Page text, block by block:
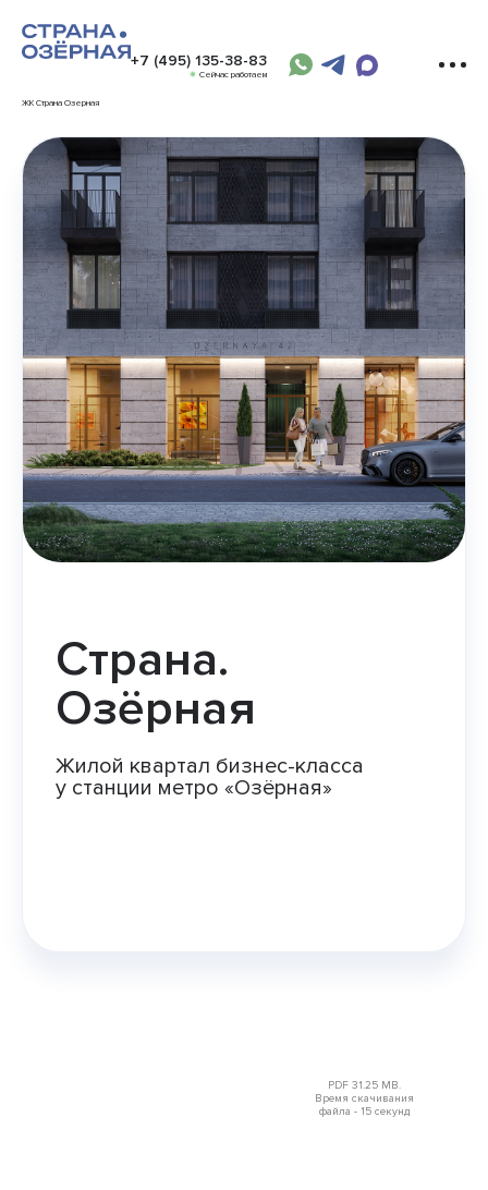
ЖК Страна Озерная
+7 (495) 135-38-83
Сейчас работаем
Страна.
Озёрная
Жилой квартал бизнес-класса
у станции метро «Озёрная»
PDF 31.25 MB.
Время скачивания
файла - 15 секунд